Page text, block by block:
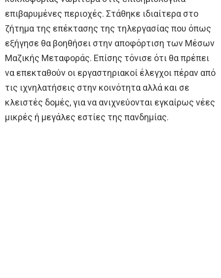
επιβαρυμένες περιοχές. Στάθηκε ιδιαίτερα στο
ζήτημα της επέκτασης της τηλεργασίας που όπως
εξήγησε θα βοηθήσει στην αποφόρτιση των Μέσων
Μαζικής Μεταφοράς. Επίσης τόνισε ότι θα πρέπει
να επεκταθούν οι εργαστηριακοί έλεγχοι πέραν από
τις ιχνηλατήσεις στην κοινότητα αλλά και σε
κλειστές δομές, για να ανιχνεύονται εγκαίρως νέες
μικρές ή μεγάλες εστίες της πανδημίας.